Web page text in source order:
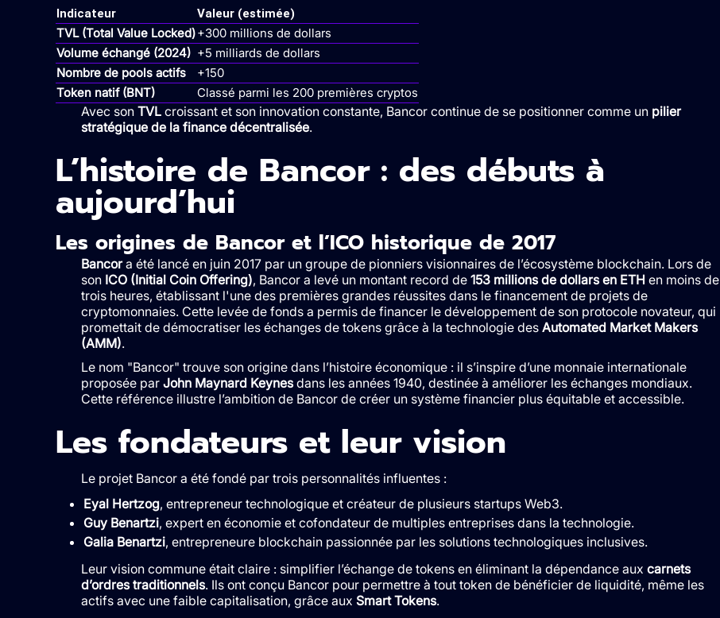
Indicateur Valeur (estimée)
TVL (Total Value Locked)+300 millions de dollars
Volume échangé (2024) +5 milliards de dollars
Nombre de pools actifs
+150
Token natif (BNT)
Classé parmi les 200 premières cryptos
Avec son TVLcroissant et son innovation constante, Bancor continue de se positionner comme un pilier
stratégique de la finance décentralisée.
L’histoire de Bancor : des débuts à
aujourd’hui
Les origines de Bancor et l’ICO historique de 2017
Bancora été lancé en juin 2017 par un groupe de pionniers visionnaires de l’écosystème blockchain. Lors de
son ICO (Initial Coin Offering), Bancor a levé un montant record de 153 millions de dollars en ETH en moins de
trois heures, établissant l'une des premières grandes réussites dans le financement de projets de
cryptomonnaies. Cette levée de fonds a permis de financer le développement de son protocole novateur, qui
promettait de démocratiser les échanges de tokens grâce à la technologie des Automated Market Makers
(AMM).
Le nom "Bancor" trouve son origine dans l’histoire économique : il s’inspire d’une monnaie internationale
proposée par John Maynard Keynesdans les années 1940, destinée à améliorer les échanges mondiaux.
Cette référence illustre l’ambition de Bancor de créer un système financier plus équitable et accessible.
Les fondateurs et leur vision
Le projet Bancor a été fondé par trois personnalités influentes :
Eyal Hertzog, entrepreneur technologique et créateur de plusieurs startups Web3.
Guy Benartzi, expert en économie et cofondateur de multiples entreprises dans la technologie.
Galia Benartzi, entrepreneure blockchain passionnée par les solutions technologiques inclusives.
Leur vision commune était claire : simplifier l’échange de tokens en éliminant la dépendance aux carnets
d’ordres traditionnels. Ils ont conçu Bancor pour permettre à tout token de bénéficier de liquidité, même les
actifs avec une faible capitalisation, grâce aux Smart Tokens.